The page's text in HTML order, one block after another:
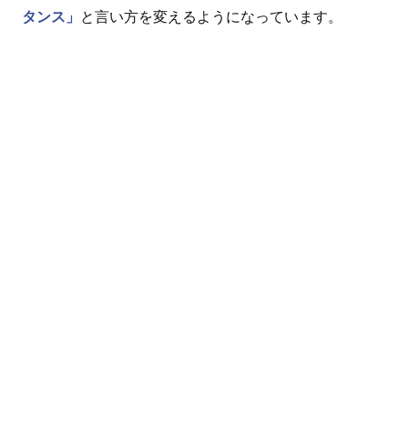
タンス」
と言い方を変えるようになっています。